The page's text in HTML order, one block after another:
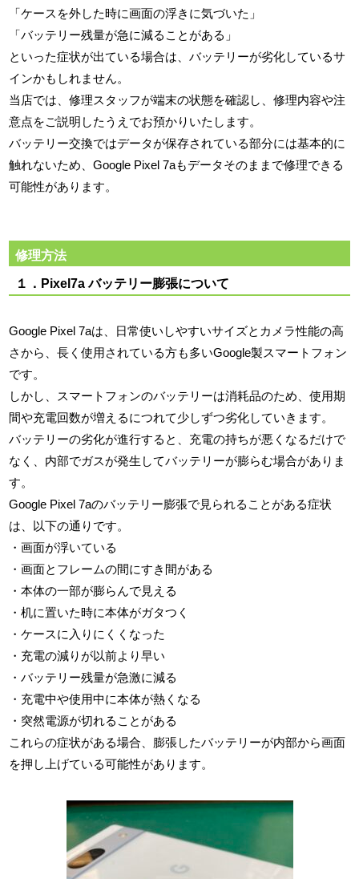
「ケースを外した時に画面の浮きに気づいた」
「バッテリー残量が急に減ることがある」
といった症状が出ている場合は、バッテリーが劣化しているサ
インかもしれません。
当店では、修理スタッフが端末の状態を確認し、修理内容や注
意点をご説明したうえでお預かりいたします。
バッテリー交換ではデータが保存されている部分には基本的に
触れないため、Google Pixel 7aもデータそのままで修理できる
可能性があります。
修理方法
１．Pixel7a バッテリー膨張について
Google Pixel 7aは、日常使いしやすいサイズとカメラ性能の高
さから、長く使用されている方も多いGoogle製スマートフォン
です。
しかし、スマートフォンのバッテリーは消耗品のため、使用期
間や充電回数が増えるにつれて少しずつ劣化していきます。
バッテリーの劣化が進行すると、充電の持ちが悪くなるだけで
なく、内部でガスが発生してバッテリーが膨らむ場合がありま
す。
Google Pixel 7aのバッテリー膨張で見られることがある症状
は、以下の通りです。
・画面が浮いている
・画面とフレームの間にすき間がある
・本体の一部が膨らんで見える
・机に置いた時に本体がガタつく
・ケースに入りにくくなった
・充電の減りが以前より早い
・バッテリー残量が急激に減る
・充電中や使用中に本体が熱くなる
・突然電源が切れることがある
これらの症状がある場合、膨張したバッテリーが内部から画面
を押し上げている可能性があります。